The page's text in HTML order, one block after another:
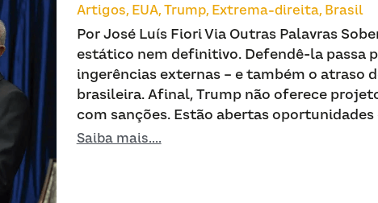
Artigos, EUA, Trump, Extrema-direita, Brasil
Por José Luís Fiori Via Outras Palavras
estático nem definitivo. Defendê-la passa
ingerências externas – e também o atraso
brasileira. Afinal, Trump não oferece
com sanções. Estão abertas oportunidades
Saiba mais....